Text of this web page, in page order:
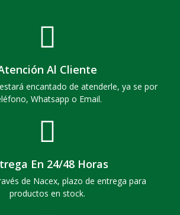
Al Cliente
encantado de atenderle, ya se por
Whatsapp o Email.
En 24/48 Horas
de Nacex, plazo de entrega para
productos en stock.